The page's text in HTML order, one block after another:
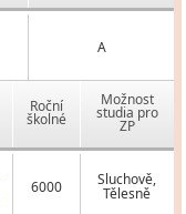
A
Roční
školné
Možnost
studia pro
ZP
6000 Sluchově,
Tělesně